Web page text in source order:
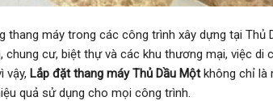
thang máy trong các công trình xây dựng tại Thủ
cư, biệt thự và các khu thương mại, việc di
vậy, Lắp đặt thang máy Thủ Dầu Mộtkhông chỉ là
quả sử dụng cho mọi công trình.